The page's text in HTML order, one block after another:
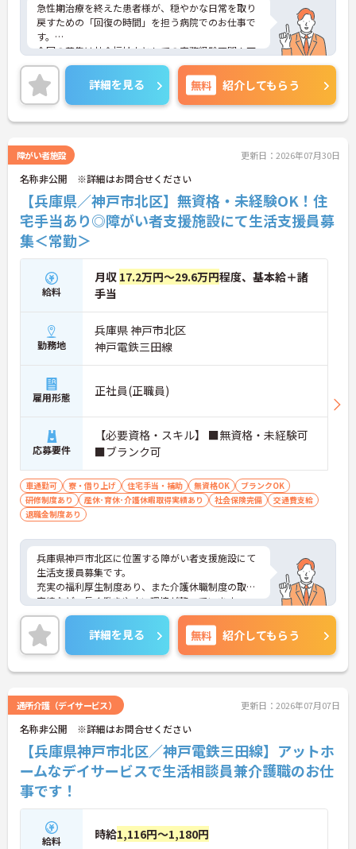
急性期治療を終えた患者様が、穏やかな日常を取り
戻すための「回復の時間」を担う病院でのお仕事で
す。
今回の募集は社会福祉士としての実務経験不問！丁
寧な研修もあるので、経験に自信のない方やこれか
ら頑張りたいという未経験の方もご安心下さい。
またマイカー通勤OKで無料駐車場も完備、そして無
料送迎バスも各所から出ているので、毎日の通勤も
楽々◎残業も少なめですし、お仕事終わりのショッ
興味をお持ちの方はお気軽にお問い合わせ下さい！
詳細を見る 無料 紹介してもらう
障がい者施設 更新日：2026年07月30日
名称非公開 ※詳細はお問合せください
【兵庫県／神戸市北区】無資格・未経験OK！住
宅手当あり◎障がい者支援施設にて生活支援員募
集＜常勤＞
給料
月収 17.2万円～29.6万円程度、基本給＋諸
手当
勤務地
兵庫県 神戸市北区
神戸電鉄三田線
雇用形態 正社員(正職員)
応募要件
【必要資格・スキル】 ■無資格・未経験可
■ブランク可
車通勤可 寮・借り上げ 住宅手当・補助 無資格OK
ブランクOK
研修制度あり
産休･育休･介護休暇取得実績あり 社会保険完備
交通費支給
退職金制度あり
兵庫県神戸市北区に位置する障がい者支援施設にて
生活支援員募集です。
充実の福利厚生制度あり、また介護休職制度の取得
実績など、長く働きやすい環境が整っています。
ご興味のある方には、面接対策ポイントなど、さら
に詳細をお話いたしますので、お気軽にご相談くだ
さい。
詳細を見る 無料 紹介してもらう
通所介護（デイサービス） 更新日：2026年07月07日
名称非公開 ※詳細はお問合せください
【兵庫県神戸市北区／神戸電鉄三田線】アットホ
ームなデイサービスで生活相談員兼介護職のお仕
事です！
給料 時給1,116円～1,180円